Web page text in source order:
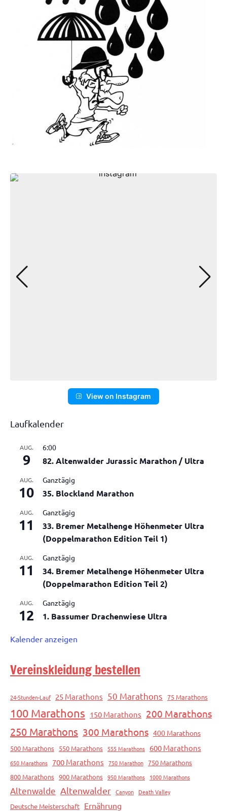
View on Instagram
Laufkalender
AUG.
9
6:00
82. Altenwalder Jurassic Marathon / Ultra
AUG.
10
Ganztägig
35. Blockland Marathon
AUG.
11
Ganztägig
33. Bremer Metalhenge Höhenmeter Ultra
(Doppelmarathon Edition Teil 1)
AUG.
11
Ganztägig
34. Bremer Metalhenge Höhenmeter Ultra
(Doppelmarathon Edition Teil 2)
AUG.
12
Ganztägig
1. Bassumer Drachenwiese Ultra
Kalender anzeigen
Vereinskleidung bestellen
24-Stunden-Lauf 25 Marathons 50 Marathons 75 Marathons
100 Marathons 150 Marathons 200 Marathons
250 Marathons 300 Marathons 400 Marathons
500 Marathons 550 Marathons 555 Marathons 600 Marathons
650 Marathons 700 Marathons 750 Marathon 750 Marathons
800 Marathons 900 Marathons 950 Marathons 1000 Marathons
Altenwalde Altenwalder Canyon Death Valley
Deutsche Meisterschaft Ernährung